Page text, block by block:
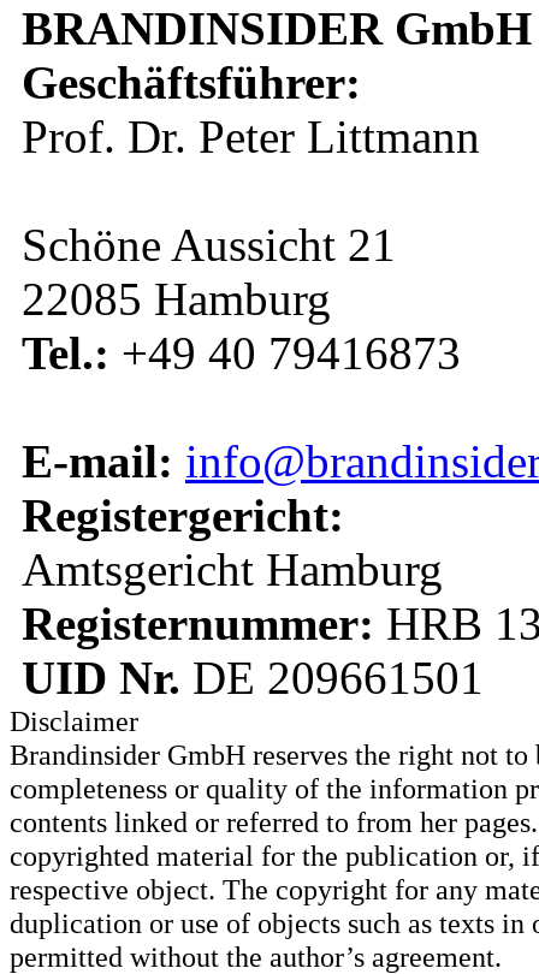
BRANDINSIDER GmbH
Geschäftsführer:
Prof. Dr. Peter Littmann
Schöne Aussicht 21
22085 Hamburg
Tel.: +49 40 79416873
E-mail:
Registergericht:
Amtsgericht Hamburg
Registernummer: HRB
UID Nr. DE 209661501
Disclaimer
Brandinsider GmbH reserves the right not
completeness or quality of the information
contents linked or referred to from her
copyrighted material for the publication or,
respective object. The copyright for any
duplication or use of objects such as texts
permitted without the author’s agreement.